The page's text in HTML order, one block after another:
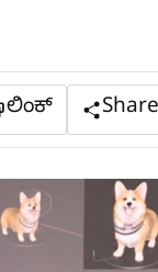
ಲಿಂಕ್ Share